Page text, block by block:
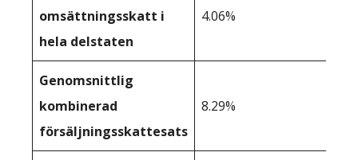
omsättningsskatt i
hela delstaten
4.06%
Genomsnittlig
kombinerad
försäljningsskattesats
8.29%